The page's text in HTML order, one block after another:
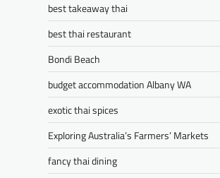
best takeaway thai
best thai restaurant
Bondi Beach
budget accommodation Albany WA
exotic thai spices
Exploring Australia’s Farmers’ Markets
fancy thai dining